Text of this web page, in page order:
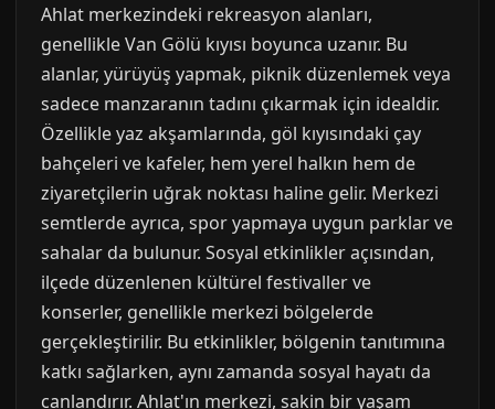
Ahlat merkezindeki rekreasyon alanları,
genellikle Van Gölü kıyısı boyunca uzanır. Bu
alanlar, yürüyüş yapmak, piknik düzenlemek veya
sadece manzaranın tadını çıkarmak için idealdir.
Özellikle yaz akşamlarında, göl kıyısındaki çay
bahçeleri ve kafeler, hem yerel halkın hem de
ziyaretçilerin uğrak noktası haline gelir. Merkezi
semtlerde ayrıca, spor yapmaya uygun parklar ve
sahalar da bulunur. Sosyal etkinlikler açısından,
ilçede düzenlenen kültürel festivaller ve
konserler, genellikle merkezi bölgelerde
gerçekleştirilir. Bu etkinlikler, bölgenin tanıtımına
katkı sağlarken, aynı zamanda sosyal hayatı da
canlandırır. Ahlat'ın merkezi, sakin bir yaşam